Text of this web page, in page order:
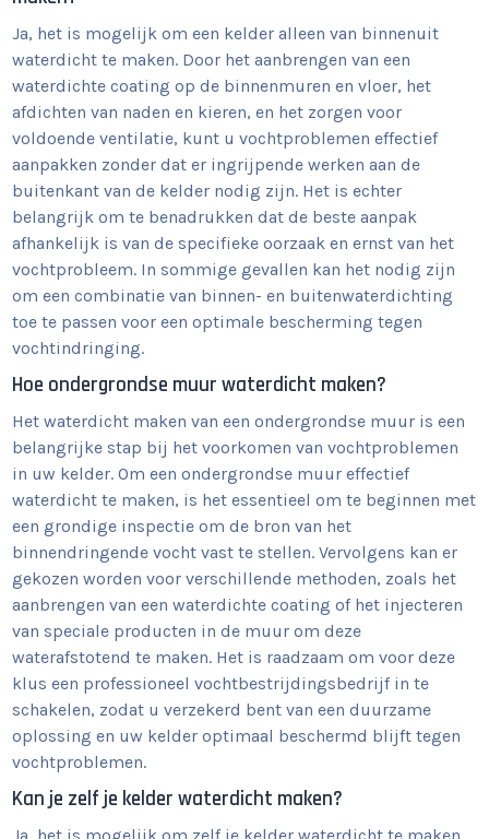
Ja, het is mogelijk om een kelder alleen van binnenuit
waterdicht te maken. Door het aanbrengen van een
waterdichte coating op de binnenmuren en vloer, het
afdichten van naden en kieren, en het zorgen voor
voldoende ventilatie, kunt u vochtproblemen effectief
aanpakken zonder dat er ingrijpende werken aan de
buitenkant van de kelder nodig zijn. Het is echter
belangrijk om te benadrukken dat de beste aanpak
afhankelijk is van de specifieke oorzaak en ernst van het
vochtprobleem. In sommige gevallen kan het nodig zijn
om een combinatie van binnen- en buitenwaterdichting
toe te passen voor een optimale bescherming tegen
vochtindringing.
Hoe ondergrondse muur waterdicht maken?
Het waterdicht maken van een ondergrondse muur is een
belangrijke stap bij het voorkomen van vochtproblemen
in uw kelder. Om een ondergrondse muur effectief
waterdicht te maken, is het essentieel om te beginnen met
een grondige inspectie om de bron van het
binnendringende vocht vast te stellen. Vervolgens kan er
gekozen worden voor verschillende methoden, zoals het
aanbrengen van een waterdichte coating of het injecteren
van speciale producten in de muur om deze
waterafstotend te maken. Het is raadzaam om voor deze
klus een professioneel vochtbestrijdingsbedrijf in te
schakelen, zodat u verzekerd bent van een duurzame
oplossing en uw kelder optimaal beschermd blijft tegen
vochtproblemen.
Kan je zelf je kelder waterdicht maken?